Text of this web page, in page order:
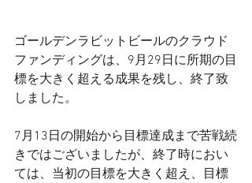
ゴールデンラビットビールのクラウド
ファンディングは、9月29日に所期の目
標を大きく超える成果を残し、終了致
しました。
7月13日の開始から目標達成まで苦戦続
きではございましたが、終了時におい
ては、当初の目標を大きく超え、目標